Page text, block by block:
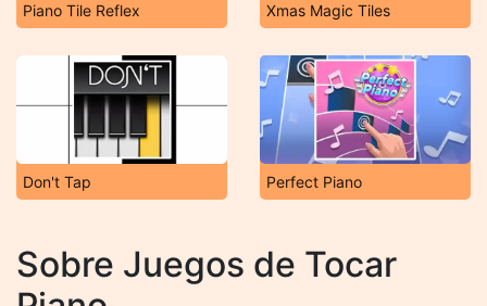
Piano Tile Reflex Xmas Magic Tiles
Don't Tap Perfect Piano
Sobre Juegos de Tocar